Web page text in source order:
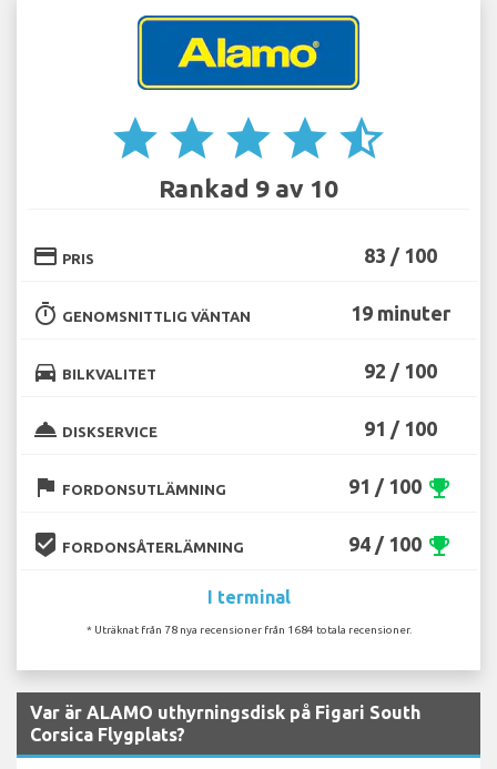
star star star star star_half
Rankad 9 av 10
credit_card PRIS 83 / 100
timer GENOMSNITTLIG VÄNTAN 19 minuter
directions_car BILKVALITET 92 / 100
room_service DISKSERVICE 91 / 100
flag FORDONSUTLÄMNING 91 / 100 emoji_events
beenhere FORDONSÅTERLÄMNING 94 / 100 emoji_events
I terminal
* Uträknat från 78 nya recensioner från 1684 totala recensioner.
Var är ALAMO uthyrningsdisk på Figari South
Corsica Flygplats?